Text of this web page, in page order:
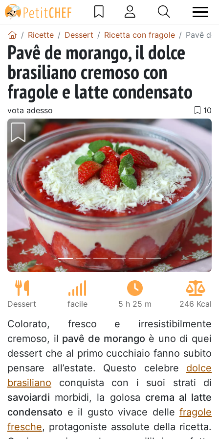
Ricette Dessert Ricetta con fragole Pavê
Pavê de morango, il dolce
brasiliano cremoso con
fragole e latte condensato
vota adesso
Precedente
Dessert facile 5 h 25 m 246 Kcal
Colorato, fresco e irresistibilmente
cremoso, il pavê de morango è uno di quei
dessert che al primo cucchiaio fanno subito
pensare all’estate. Questo celebre dolce
brasiliano conquista con i suoi strati di
savoiardi morbidi, la golosa crema al latte
condensato e il gusto vivace delle fragole
fresche, protagoniste assolute della ricetta.